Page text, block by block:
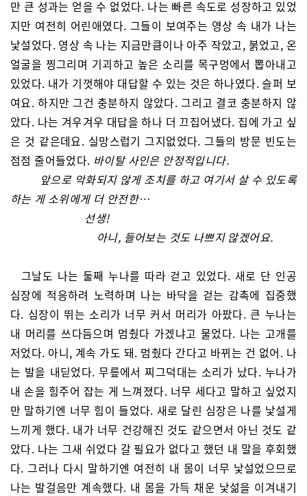
만 큰 성과는 얻을 수 없었다. 나는 빠른 속도로 성장하고 있었
지만 여전히 어린애였다. 그들이 보여주는 영상 속 내가 나는
낯설었다. 영상 속 나는 지금만큼이나 아주 작았고, 붉었고, 온
얼굴을 찡그리며 기괴하고 높은 소리를 목구멍에서 뽑아내고
있었다. 내가 기껏해야 대답할 수 있는 것은 하나였다. 슬퍼 보
여요. 하지만 그건 충분하지 않았다. 그리고 결코 충분하지 않
았다. 나는 겨우겨우 대답을 하나 더 끄집어냈다. 집에 가고 싶
은 것 같은데요. 실망스럽기 그지없었다. 그들의 방문 빈도는
점점 줄어들었다. 바이탈 사인은 안정적입니다.
앞으로 악화되지 않게 조치를 하고 여기서 살 수 있도록
하는 게 소위에게 더 안전한…
선생!
아니, 들어보는 것도 나쁘지 않겠어요.
그날도 나는 둘째 누나를 따라 걷고 있었다. 새로 단 인공
심장에 적응하려 노력하며 나는 바닥을 걷는 감촉에 집중했
다. 심장이 뛰는 소리가 너무 커서 머리가 아팠다. 큰 누나는
내 머리를 쓰다듬으며 멈췄다 가겠냐고 물었다. 나는 고개를
저었다. 아니, 계속 가도 돼. 멈췄다 간다고 바뀌는 건 없어. 나
는 발을 내딛었다. 무릎에서 찌그덕대는 소리가 났다. 누나가
내 손을 힘주어 잡는 게 느껴졌다. 너무 세다고 말하고 싶었지
만 말하기엔 너무 힘이 들었다. 새로 달린 심장은 나를 낯설게
느끼게 했다. 내가 너무 건강해진 것도 같으면서 아닌 것도 같
았다. 나는 그새 쉬었다 갈 필요가 없다고 했던 내 말을 후회했
다. 그러나 다시 말하기엔 여전히 내 몸이 너무 낯설었으므로
나는 발걸음만 계속했다. 내 몸을 가득 채운 낯섦을 이겨내기